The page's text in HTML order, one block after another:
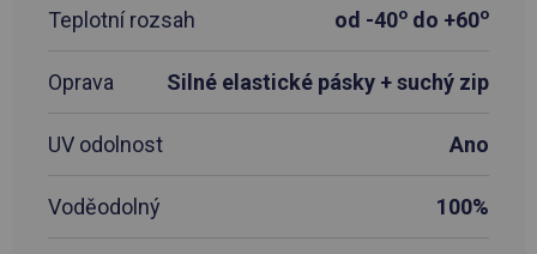
Teplotní rozsah od -40o do +60o
Oprava Silné elastické pásky + suchý zip
UV odolnost Ano
Voděodolný 100%